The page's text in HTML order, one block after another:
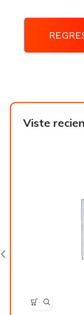
Viste